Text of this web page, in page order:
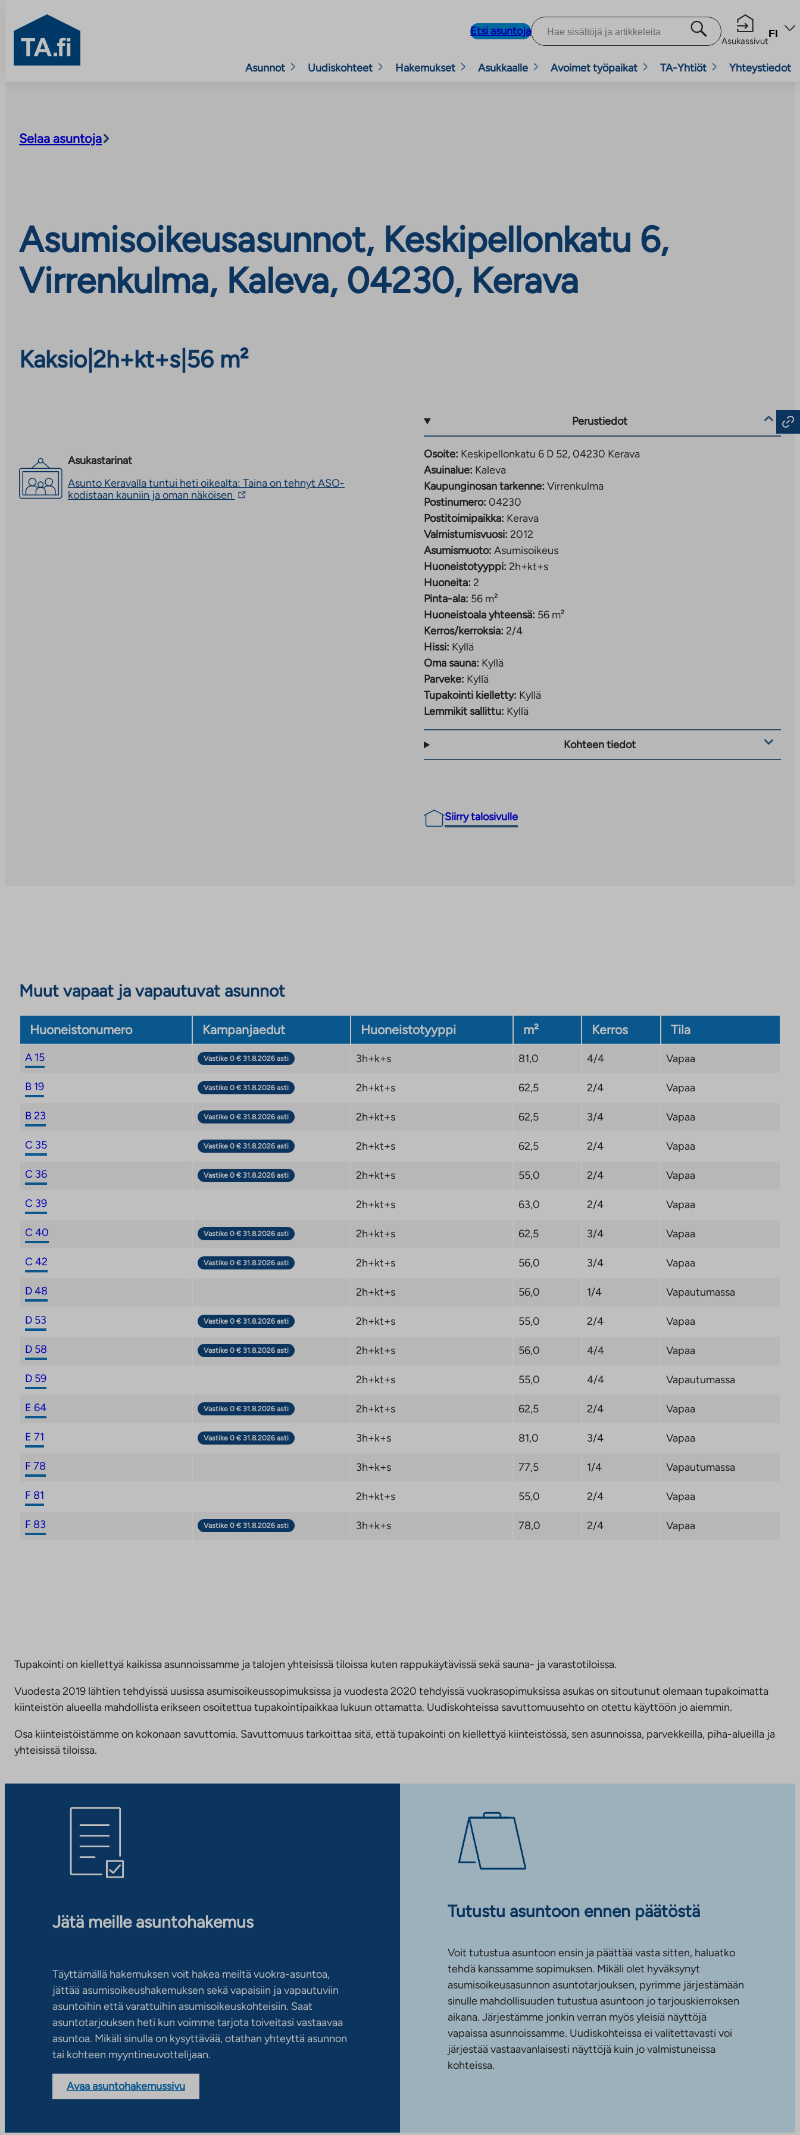
TA.fi
Etsi asuntoja
Asukassivut
FI
Asunnot Uudiskohteet Hakemukset Asukkaalle Avoimet työpaikat TA-Yhtiöt Yhteystiedot
Selaa asuntoja
Asumisoikeusasunnot, Keskipellonkatu 6,
Virrenkulma, Kaleva, 04230, Kerava
Kaksio| 2h+kt+s 56 m²
Asukastarinat
Asunto Keravalla tuntui heti oikealta: Taina on tehnyt ASO-
kodistaan kauniin ja oman näköisen Linkki
Perustiedot
Osoite: Keskipellonkatu 6 D 52, 04230 Kerava
Asuinalue: Kaleva
Kaupunginosan tarkenne: Virrenkulma
Postinumero: 04230
Postitoimipaikka: Kerava
Valmistumisvuosi: 2012
Asumismuoto: Asumisoikeus
Huoneistotyyppi: 2h+kt+s
Huoneita: 2
Pinta-ala: 56 m²
Huoneistoala yhteensä: 56 m²
Kerros/kerroksia: 2/4
Hissi: Kyllä
Oma sauna: Kyllä
Parveke: Kyllä
Tupakointi kielletty: Kyllä
Lemmikit sallittu: Kyllä
Kohteen tiedot
Siirry talosivulle
Muut vapaat ja vapautuvat asunnot
Huoneistonumero Kampanjaedut Huoneistotyyppi m² Kerros Tila
A 15 Vastike 0 € 31.8.2026 asti 3h+k+s 81,0 4/4 Vapaa
B 19 Vastike 0 € 31.8.2026 asti 2h+kt+s 62,5 2/4 Vapaa
B 23 Vastike 0 € 31.8.2026 asti 2h+kt+s 62,5 3/4 Vapaa
C 35 Vastike 0 € 31.8.2026 asti 2h+kt+s 62,5 2/4 Vapaa
C 36 Vastike 0 € 31.8.2026 asti 2h+kt+s 55,0 2/4 Vapaa
C 39 2h+kt+s 63,0 2/4 Vapaa
C 40 Vastike 0 € 31.8.2026 asti 2h+kt+s 62,5 3/4 Vapaa
C 42 Vastike 0 € 31.8.2026 asti 2h+kt+s 56,0 3/4 Vapaa
D 48 2h+kt+s 56,0 1/4 Vapautumassa
D 53 Vastike 0 € 31.8.2026 asti 2h+kt+s 55,0 2/4 Vapaa
D 58 Vastike 0 € 31.8.2026 asti 2h+kt+s 56,0 4/4 Vapaa
D 59 2h+kt+s 55,0 4/4 Vapautumassa
E 64 Vastike 0 € 31.8.2026 asti 2h+kt+s 62,5 2/4 Vapaa
E 71 Vastike 0 € 31.8.2026 asti 3h+k+s 81,0 3/4 Vapaa
F 78 3h+k+s 77,5 1/4 Vapautumassa
F 81 2h+kt+s 55,0 2/4 Vapaa
F 83 Vastike 0 € 31.8.2026 asti 3h+k+s 78,0 2/4 Vapaa
Tupakointi on kiellettyä kaikissa asunnoissamme ja talojen yhteisissä tiloissa kuten rappukäytävissä sekä sauna- ja varastotiloissa.
Vuodesta 2019 lähtien tehdyissä uusissa asumisoikeussopimuksissa ja vuodesta 2020 tehdyissä vuokrasopimuksissa asukas on sitoutunut olemaan tupakoimatta
kiinteistön alueella mahdollista erikseen osoitettua tupakointipaikkaa lukuun ottamatta. Uudiskohteissa savuttomuusehto on otettu käyttöön jo aiemmin.
Osa kiinteistöistämme on kokonaan savuttomia. Savuttomuus tarkoittaa sitä, että tupakointi on kiellettyä kiinteistössä, sen asunnoissa, parvekkeilla, piha-alueilla ja
yhteisissä tiloissa.
Jätä meille asuntohakemus
Täyttämällä hakemuksen voit hakea meiltä vuokra-asuntoa,
jättää asumisoikeushakemuksen sekä vapaisiin ja vapautuviin
asuntoihin että varattuihin asumisoikeuskohteisiin. Saat
asuntotarjouksen heti kun voimme tarjota toiveitasi vastaavaa
asuntoa. Mikäli sinulla on kysyttävää, otathan yhteyttä asunnon
tai kohteen myyntineuvottelijaan.
Avaa asuntohakemussivu
Tutustu asuntoon ennen päätöstä
Voit tutustua asuntoon ensin ja päättää vasta sitten, haluatko
tehdä kanssamme sopimuksen. Mikäli olet hyväksynyt
asumisoikeusasunnon asuntotarjouksen, pyrimme järjestämään
sinulle mahdollisuuden tutustua asuntoon jo tarjouskierroksen
aikana. Järjestämme jonkin verran myös yleisiä näyttöjä
vapaissa asunnoissamme. Uudiskohteissa ei valitettavasti voi
järjestää vastaavanlaisesti näyttöjä kuin jo valmistuneissa
kohteissa.